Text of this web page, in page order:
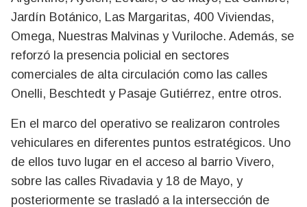
Jardín Botánico, Las Margaritas, 400 Viviendas,
Omega, Nuestras Malvinas y Vuriloche. Además, se
reforzó la presencia policial en sectores
comerciales de alta circulación como las calles
Onelli, Beschtedt y Pasaje Gutiérrez, entre otros.
En el marco del operativo se realizaron controles
vehiculares en diferentes puntos estratégicos. Uno
de ellos tuvo lugar en el acceso al barrio Vivero,
sobre las calles Rivadavia y 18 de Mayo, y
posteriormente se trasladó a la intersección de